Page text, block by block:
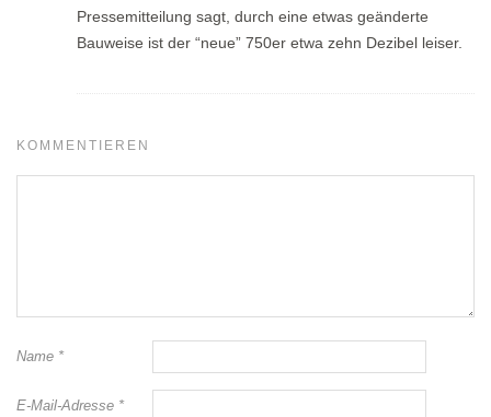
Pressemitteilung sagt, durch eine etwas geänderte
Bauweise ist der “neue” 750er etwa zehn Dezibel leiser.
KOMMENTIEREN
Name *
E-Mail-Adresse *